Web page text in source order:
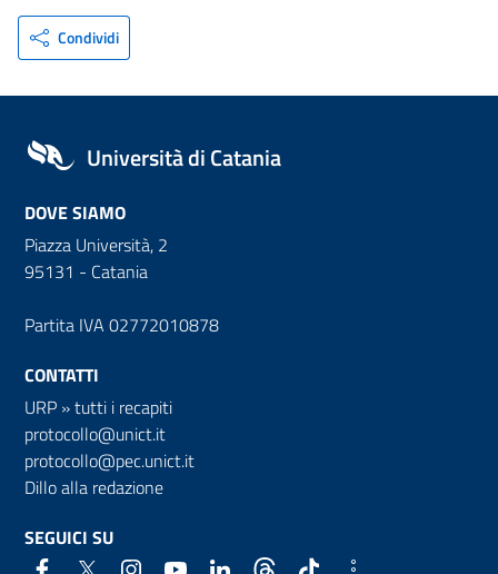
Condividi
Università di Catania
DOVE SIAMO
Piazza Università, 2
95131 - Catania
Partita IVA 02772010878
CONTATTI
URP »tutti i recapiti
protocollo@unict.it
protocollo@pec.unict.it
Dillo alla redazione
SEGUICI SU